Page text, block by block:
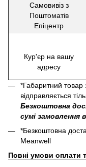
Самовивіз з
Поштоматів
Епіцентр
Кур'єр на вашу
адресу
*Габаритний
відправляється
Безкоштовна
сумі замовлення
*Безкоштовна
Meanwell
Повні умови оплати